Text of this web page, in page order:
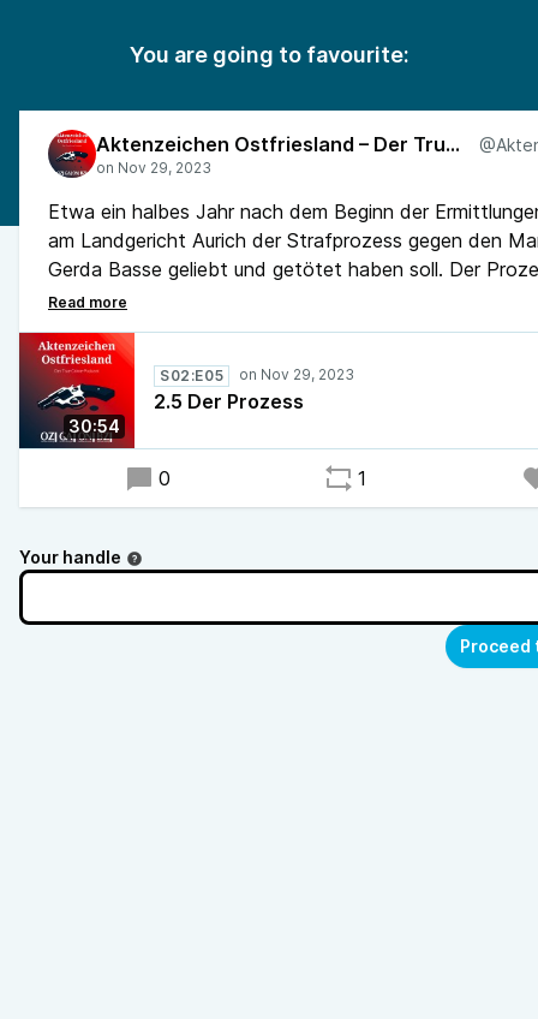
You are going to favourite:
Aktenzeichen Ostfriesland – Der True-Crime-Podcast
Etwa ein halbes Jahr nach dem Beginn der
am Landgericht Aurich der Strafprozess gegen den
Gerda Basse geliebt und getötet haben soll. Der
Schwurgericht wird 30 Sitzungstage lang dauern und
Tage fördern, das sonst nie öffentlich geworden wäre.
30:54
S02:E05
2.5 Der Prozess
0 1
Your handle